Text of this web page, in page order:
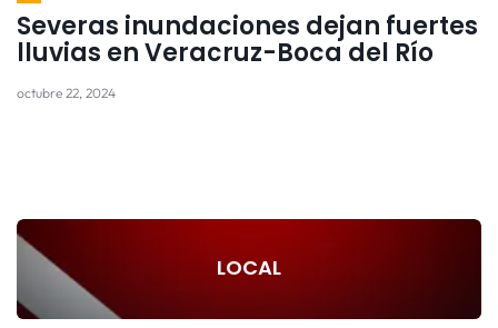
Severas inundaciones dejan fuertes
lluvias en Veracruz-Boca del Río
octubre 22, 2024
LOCAL